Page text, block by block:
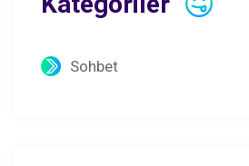
Sohbet